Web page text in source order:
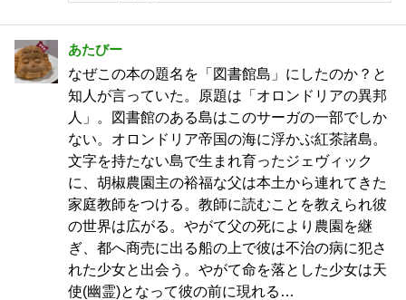
あたびー
なぜこの本の題名を「図書館島」にしたのか？と
知人が言っていた。原題は「オロンドリアの異邦
人」。図書館のある島はこのサーガの一部でしか
ない。オロンドリア帝国の海に浮かぶ紅茶諸島。
文字を持たない島で生まれ育ったジェヴィック
に、胡椒農園主の裕福な父は本土から連れてきた
家庭教師をつける。教師に読むことを教えられ彼
の世界は広がる。やがて父の死により農園を継
ぎ、都へ商売に出る船の上で彼は不治の病に犯さ
れた少女と出会う。やがて命を落とした少女は天
使(幽霊)となって彼の前に現れる…